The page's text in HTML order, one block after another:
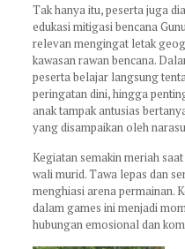
Tak hanya itu, peserta juga
edukasi mitigasi bencana
relevan mengingat letak
kawasan rawan bencana.
peserta belajar langsung
peringatan dini, hingga
anak tampak antusias
yang disampaikan oleh
Kegiatan semakin meriah
wali murid. Tawa lepas dan
menghiasi arena permainan.
dalam games ini menjadi
hubungan emosional dan